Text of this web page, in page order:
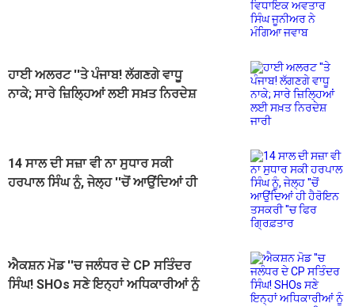
ਹਾਈ ਅਲਰਟ ''ਤੇ ਪੰਜਾਬ! ਲੱਗਣਗੇ ਵਾਧੂ
ਨਾਕੇ; ਸਾਰੇ ਜ਼ਿਲ੍ਹਿਆਂ ਲਈ ਸਖ਼ਤ ਨਿਰਦੇਸ਼
14 ਸਾਲ ਦੀ ਸਜ਼ਾ ਵੀ ਨਾ ਸੁਧਾਰ ਸਕੀ
ਹਰਪਾਲ ਸਿੰਘ ਨੂੰ, ਜੇਲ੍ਹ ''ਚੋਂ ਆਉਂਦਿਆਂ ਹੀ
ਐਕਸ਼ਨ ਮੋਡ ''ਚ ਜਲੰਧਰ ਦੇ CP ਸਤਿੰਦਰ
ਸਿੰਘ! SHOs ਸਣੇ ਇਨ੍ਹਾਂ ਅਧਿਕਾਰੀਆਂ ਨੂੰ